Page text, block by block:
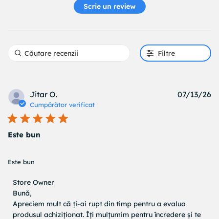
Scrie un review
Filtre
Jitar O.
Cumpărător verificat
Este bun
Este bun
read more about review content
Comentariile proprietarului magazinului cu privire la
Recenzii de Store Owner pe Tue Jul 14 2026
Store Owner
Bună,
Apreciem mult că ți-ai rupt din timp pentru a evalua
produsul achiziționat. Îți mulțumim pentru încredere și te
07/13/26